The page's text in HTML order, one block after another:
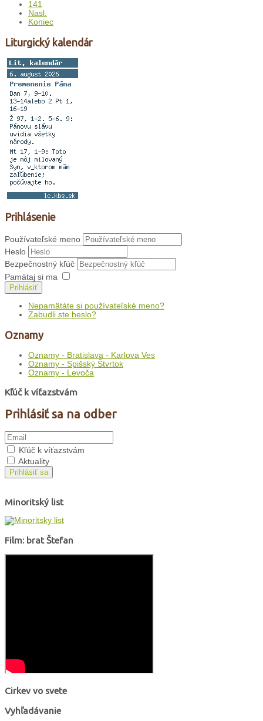
141
Nasl.
Koniec
Liturgický kalendár
Prihlásenie
Používateľské meno
Heslo
Bezpečnostný kľúč
Pamätaj si ma
Prihlásiť
Nepamätáte si používateľské meno?
Zabudli ste heslo?
Oznamy
Oznamy - Bratislava - Karlova Ves
Oznamy - Spišský Štvrtok
Oznamy - Levoča
Kľúč k víťazstvám
Prihlásiť sa na odber
Kľúč k víťazstvám
Aktuality
Prihlásiť sa
Minoritský list
Film: brat Štefan
Cirkev vo svete
Vyhľadávanie